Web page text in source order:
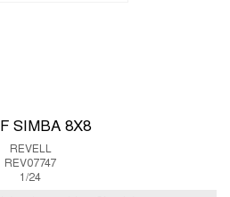
SIMBA 8X8
REVELL
REV07747
1/24